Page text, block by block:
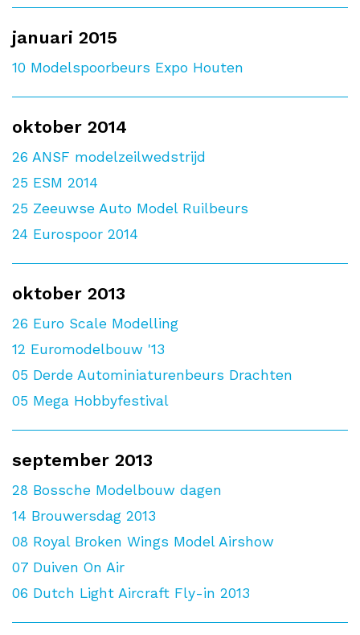
januari 2015
10 Modelspoorbeurs Expo Houten
oktober 2014
26 ANSF modelzeilwedstrijd
25 ESM 2014
25 Zeeuwse Auto Model Ruilbeurs
24 Eurospoor 2014
oktober 2013
26 Euro Scale Modelling
12 Euromodelbouw '13
05 Derde Autominiaturenbeurs Drachten
05 Mega Hobbyfestival
september 2013
28 Bossche Modelbouw dagen
14 Brouwersdag 2013
08 Royal Broken Wings Model Airshow
07 Duiven On Air
06 Dutch Light Aircraft Fly-in 2013